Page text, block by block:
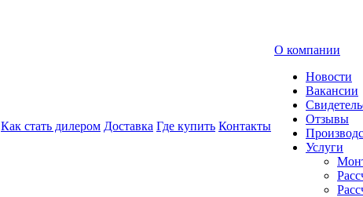
Как стать дилером Доставка Где купить Контакты
О компании
Новости
Вакансии
Отзывы
Услуги